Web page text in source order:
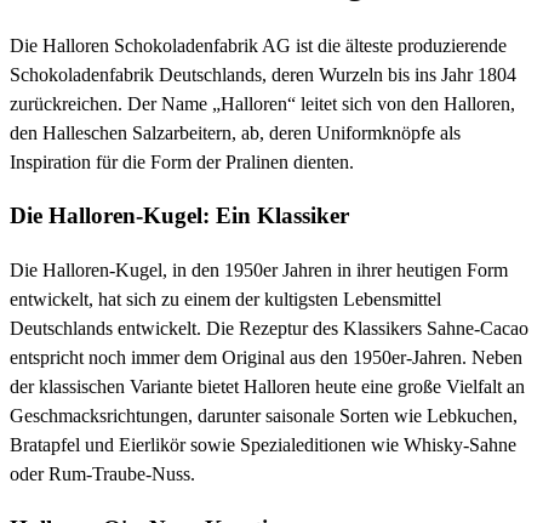
Die Halloren Schokoladenfabrik AG ist die älteste produzierende
Schokoladenfabrik Deutschlands, deren Wurzeln bis ins Jahr 1804
zurückreichen. Der Name „Halloren“ leitet sich von den Halloren,
den Halleschen Salzarbeitern, ab, deren Uniformknöpfe als
Inspiration für die Form der Pralinen dienten.
Die Halloren-Kugel: Ein Klassiker
Die Halloren-Kugel, in den 1950er Jahren in ihrer heutigen Form
entwickelt, hat sich zu einem der kultigsten Lebensmittel
Deutschlands entwickelt. Die Rezeptur des Klassikers Sahne-Cacao
entspricht noch immer dem Original aus den 1950er-Jahren. Neben
der klassischen Variante bietet Halloren heute eine große Vielfalt an
Geschmacksrichtungen, darunter saisonale Sorten wie Lebkuchen,
Bratapfel und Eierlikör sowie Spezialeditionen wie Whisky-Sahne
oder Rum-Traube-Nuss.